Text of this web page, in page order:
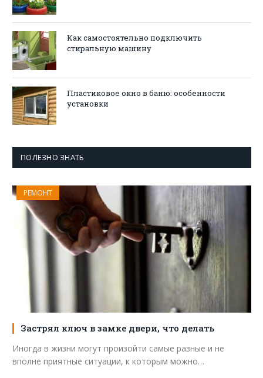
Как самостоятельно подключить
стиральную машину
Пластиковое окно в баню: особенности
установки
ПОЛЕЗНО ЗНАТЬ
РЕМОНТ
Застрял ключ в замке двери, что делать
Иногда в жизни могут произойти самые разные и не
вполне приятные ситуации, к которым можно…